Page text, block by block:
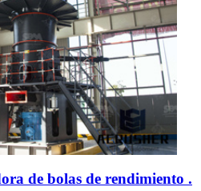
de bolas de rendimiento .